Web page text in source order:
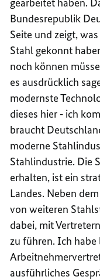
Bundesrepublik
Seite und zeigt,
Stahl gekonnt
noch können
es ausdrücklich
modernste
dieses hier ‑ ich
braucht
moderne
Stahlindustrie. Die
erhalten, ist ein
Landes. Neben
von weiteren
dabei, mit
zu führen. Ich habe
ausführliches